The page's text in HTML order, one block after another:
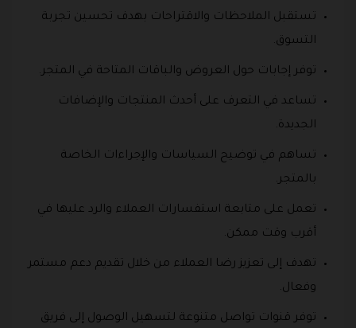
تستقبل الملاحظات والاقتراحات بهدف تحسين تجربة
التسوق.
توفر إجابات حول العروض والباقات المتاحة في المتجر.
تساعد في التعرف على أحدث المنتجات والإضافات
الجديدة.
تساهم في توضيح السياسات والإجراءات الخاصة
بالمتجر.
تعمل على متابعة استفسارات العملاء والرد عليها في
أقرب وقت ممكن.
تهدف إلى تعزيز رضا العملاء من خلال تقديم دعم مستمر
وفعال.
توفر قنوات تواصل متنوعة لتسهيل الوصول إلى فريق